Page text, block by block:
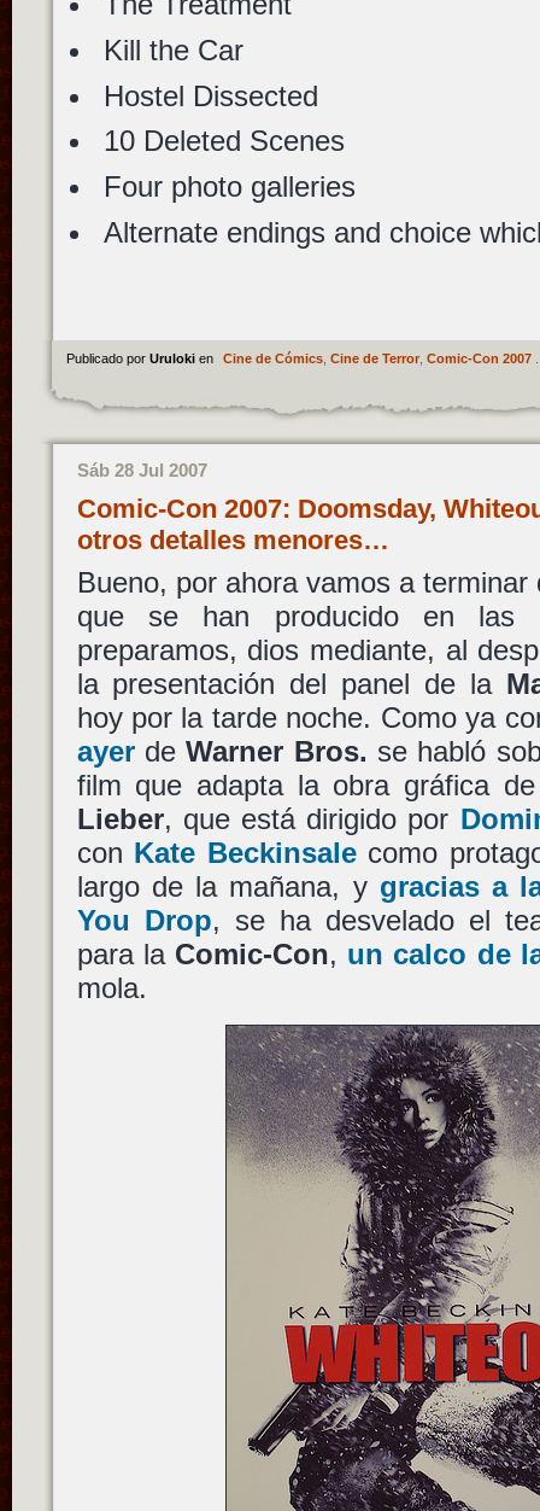
Kill the Car
Hostel Dissected
10 Deleted Scenes
Four photo galleries
Alternate endings and choice
Publicado por Uruloki en Cine de Cómics, Cine de Terror, Comic-Con 2007.
Sáb 28 Jul 2007
Comic-Con 2007: Doomsday,
otros detalles menores…
Bueno, por ahora vamos a
que se han producido en las
preparamos, dios mediante, al
la presentación del panel de la
hoy por la tarde noche. Como ya
ayerdeWarner Bros. se habló
film que adapta la obra gráfica
Lieber, que está dirigido por
con Kate Beckinsalecomo
largo de la mañana, y gracias a
You Drop, se ha desvelado el
para la Comic-Con, un calco de
mola.